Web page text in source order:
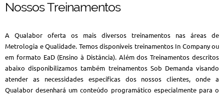
Nossos Treinamentos
A Qualabor oferta os mais diversos treinamentos nas áreas de
Metrologia e Qualidade. Temos disponíveis treinamentos In Company ou
em formato EaD (Ensino à Distância). Além dos Treinamentos descritos
abaixo disponibilizamos também treinamentos Sob Demanda visando
atender as necessidades específicas dos nossos clientes, onde a
Qualabor desenhará um conteúdo programático especialmente para o